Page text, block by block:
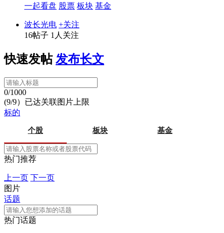
一起看盘 股票 板块 基金
波长光电 +关注
16帖子 1人关注
快速发帖 发布长文
0/1000
(9/9）已达关联图片上限
标的
个股 板块 基金
热门推荐
上一页 下一页
图片
话题
热门话题